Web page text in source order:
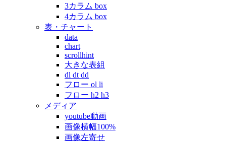
3カラム box
4カラム box
表・チャート
data
chart
scrollhint
大きな表組
dl dt dd
フロー ol li
フロー h2 h3
メディア
youtube動画
画像横幅100%
画像左寄せ